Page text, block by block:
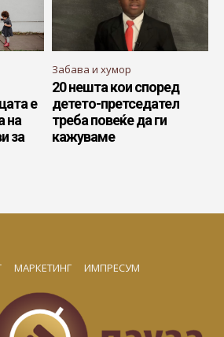
е
на
за
Забава и хумор
20 нешта кои според
детето-претседател
треба повеќе да ги
кажуваме
МАРКЕТИНГ ИМПРЕСУМ